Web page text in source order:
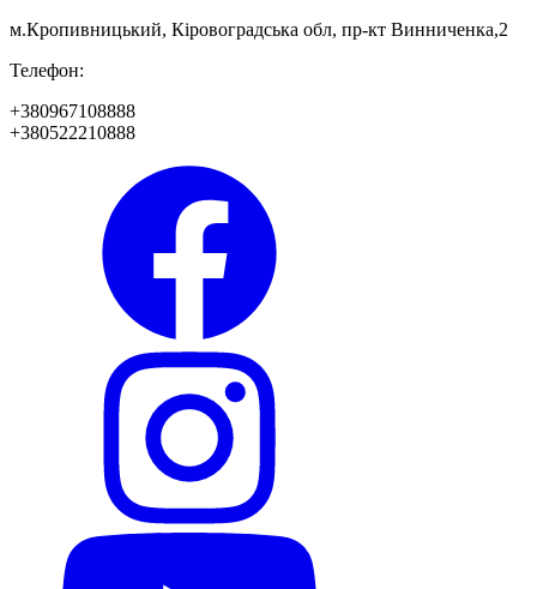
м.Кропивницький, Кіровоградська обл, пр-кт Винниченка,2
Телефон:
+380967108888
+380522210888